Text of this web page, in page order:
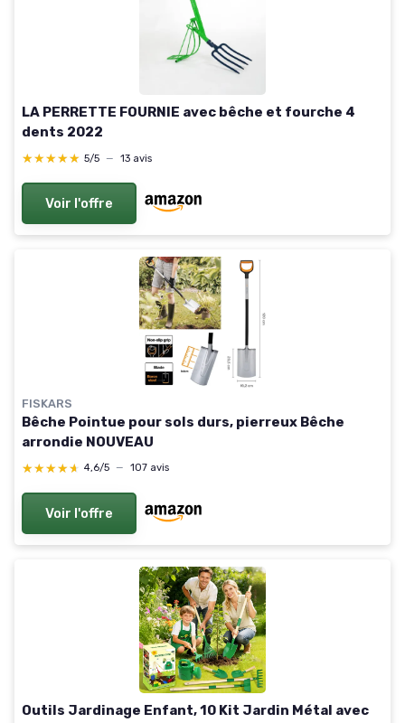
LA PERRETTE FOURNIE avec bêche et fourche 4
dents 2022
★★★★★
★★★★★ 5/5 — 13 avis
Voir l'offre
FISKARS
Bêche Pointue pour sols durs, pierreux Bêche
arrondie NOUVEAU
★★★★★
★★★★★ 4,6/5 — 107 avis
Voir l'offre
Outils Jardinage Enfant, 10 Kit Jardin Métal avec